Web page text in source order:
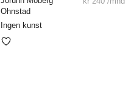
Ohnstad
Ingen kunst